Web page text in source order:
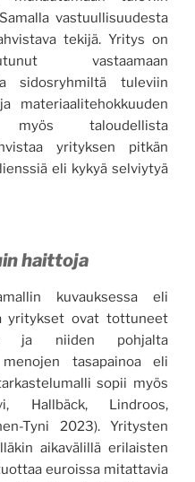
vastuullisuudesta
tekijä. Yritys on
vastaamaan
sidosryhmiltä tuleviin
materiaalitehokkuuden
myös taloudellista
yrityksen pitkän
eli kykyä selviytyä
haittoja
kuvauksessa eli
yritykset ovat tottuneet
ja niiden pohjalta
tasapainoa eli
sopii myös
Hallbäck, Lindroos,
Tyni 2023). Yritysten
aikavälillä erilaisten
euroissa mitattavia